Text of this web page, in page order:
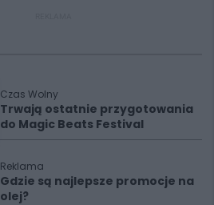
Czas Wolny
Trwają ostatnie przygotowania
do Magic Beats Festival
Reklama
Gdzie są najlepsze promocje na
olej?